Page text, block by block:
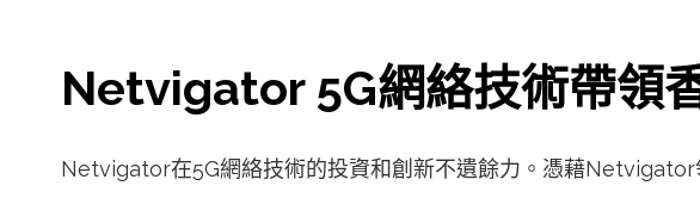
Netvigator 5G網絡技術帶領
Netvigator在5G網絡技術的投資和創新不遺餘力。憑藉